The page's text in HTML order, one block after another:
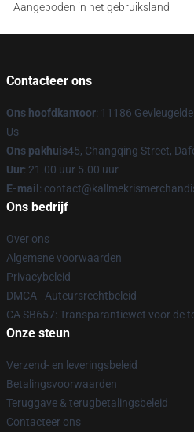
Aangeboden in het gebruiksland
Contacteer ons
Ons hoofdkantoor: 11186
Us
Ons pakhuis45, Changqing Street,
Uur: 21.00 uur 5.00 uur
E-mail :
Ons bedrijf
Over ons
Algemene voorwaarden
Privacybeleid
DMCA - Auteursrechtbeleid
CA SB657: Transparantiewet voor de
Onze steun
Verzend- en leveringsbeleid
Betalingsvoorwaarden
Teruggave & terugbetalingsbeleid
Contacteer ons